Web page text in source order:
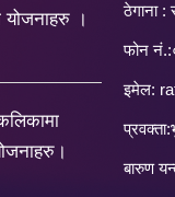
योजनाहरु ।
ठेगाना :
फोन
इमेल:
बारु‌ण